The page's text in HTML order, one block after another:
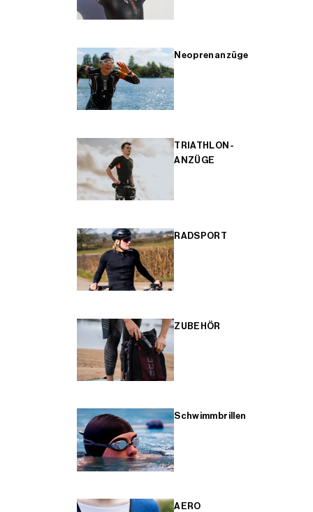
Neoprenanzüge
TRIATHLON-
ANZÜGE
RADSPORT
ZUBEHÖR
Schwimmbrillen
AERO